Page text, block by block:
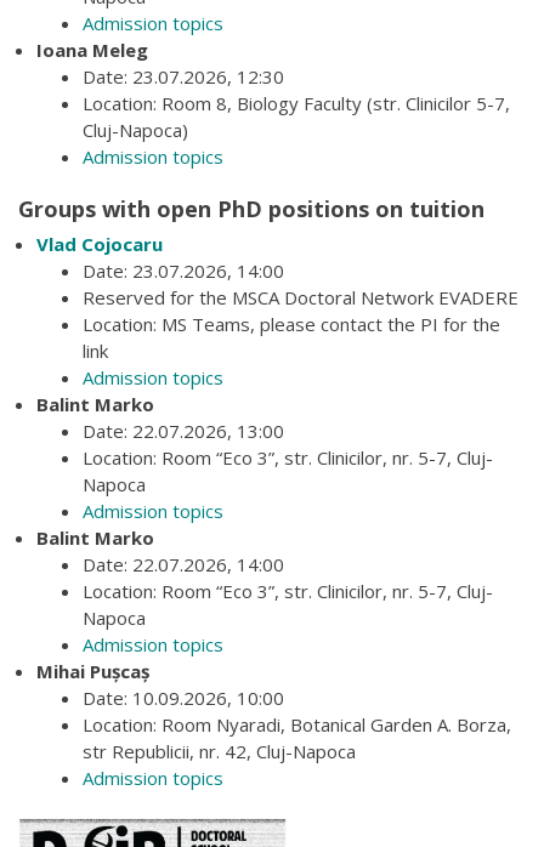
Admission topics
Ioana Meleg
Date: 23.07.2026, 12:30
Location: Room 8, Biology Faculty (str. Clinicilor 5-7,
Cluj-Napoca)
Admission topics
Groups with open PhD positions on tuition
Vlad Cojocaru
Date: 23.07.2026, 14:00
Reserved for the MSCA Doctoral Network EVADERE
Location: MS Teams, please contact the PI for the
link
Admission topics
Balint Marko
Date: 22.07.2026, 13:00
Location: Room “Eco 3”, str. Clinicilor, nr. 5-7, Cluj-
Napoca
Admission topics
Balint Marko
Date: 22.07.2026, 14:00
Location: Room “Eco 3”, str. Clinicilor, nr. 5-7, Cluj-
Napoca
Admission topics
Mihai Pușcaș
Date: 10.09.2026, 10:00
Location: Room Nyaradi, Botanical Garden A. Borza,
str Republicii, nr. 42, Cluj-Napoca
Admission topics